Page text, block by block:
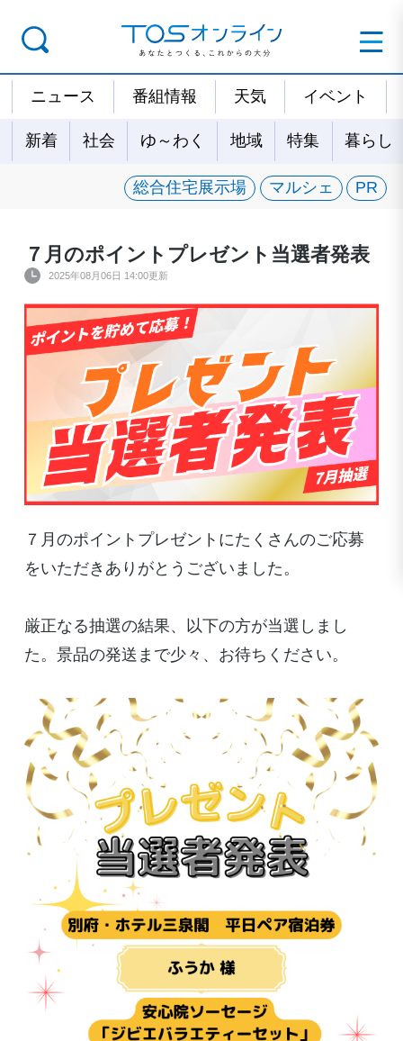
ニュース 番組情報 天気 イベント
新着 社会 ゆ～わく 地域 特集 暮らし
総合住宅展示場 マルシェ PR
７月のポイントプレゼント当選者発表
2025年08月06日 14:00更新
７月のポイントプレゼントにたくさんのご応募
をいただきありがとうございました。
厳正なる抽選の結果、以下の方が当選しまし
た。景品の発送まで少々、お待ちください。